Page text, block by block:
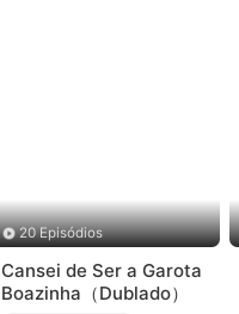
20 Episódios
Cansei de Ser a Garota
Boazinha（Dublado）